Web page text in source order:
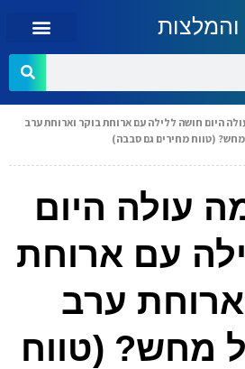
והמלצות
היום חושה ללילה עם ארוחת בוקר וארוחת ערב
מחש? (טווח מחירים גם סבבה)
עולה היום
עם ארוחת
ערב
מחש? (טווח